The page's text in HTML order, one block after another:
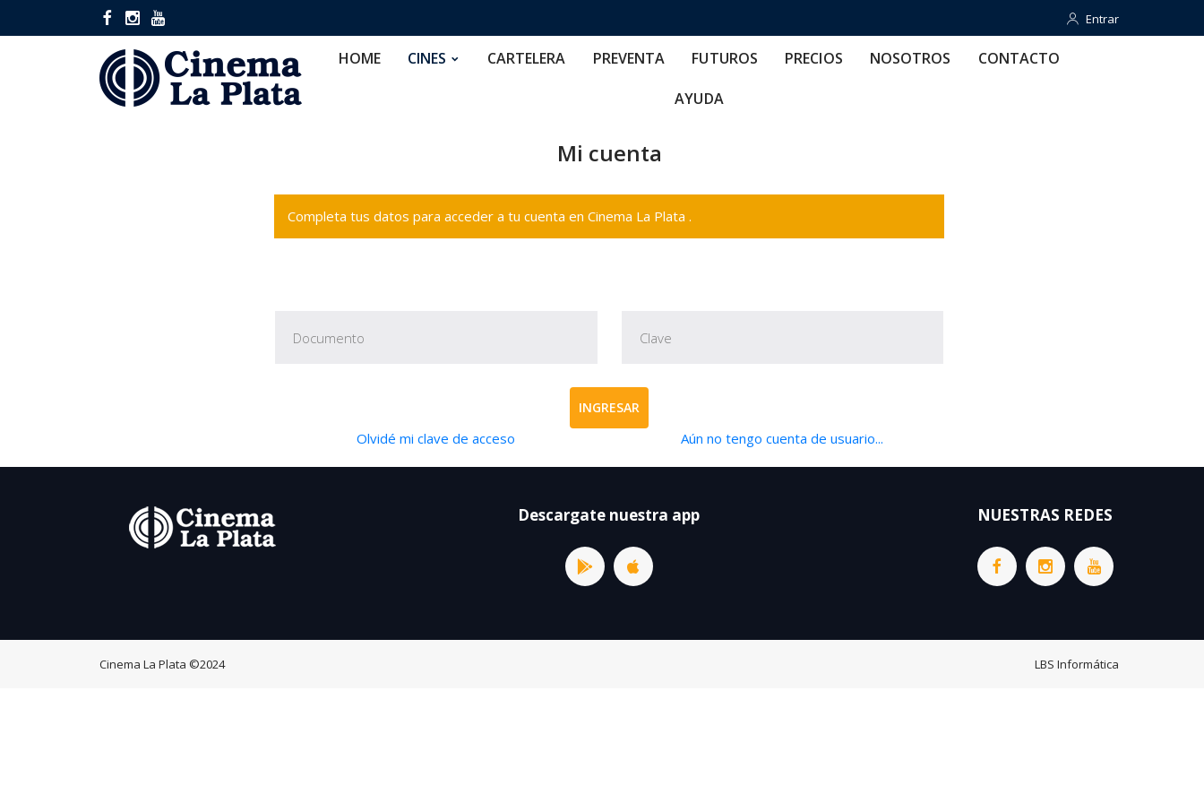
Entrar
Entrar
HOME CINES CARTELERA PREVENTA FUTUROS PRECIOS NOSOTROS CONTACTO
AYUDA
Mi cuenta
Completa tus datos para acceder a tu cuenta en Cinema La Plata .
INGRESAR
Olvidé mi clave de acceso Aún no tengo cuenta de usuario...
Descargate nuestra app NUESTRAS REDES
Cinema La Plata ©2024 LBS Informática